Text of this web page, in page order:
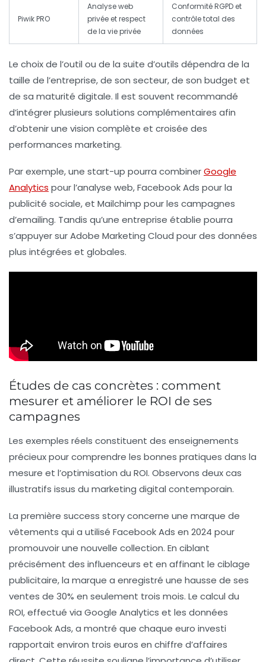
Piwik PRO
Analyse web
privée et respect
de la vie privée
Conformité RGPD et
contrôle total des
données
Le choix de l’outil ou de la suite d’outils dépendra de la
taille de l’entreprise, de son secteur, de son budget et
de sa maturité digitale. Il est souvent recommandé
d’intégrer plusieurs solutions complémentaires afin
d’obtenir une vision complète et croisée des
performances marketing.
Par exemple, une start-up pourra combinerGoogle
Analytics pour l’analyse web,Facebook Ads pour la
publicité sociale, et Mailchimp pour les campagnes
d’emailing. Tandis qu’une entreprise établie pourra
s’appuyer surAdobe Marketing Cloud pour des données
plus intégrées et globales.
Études de cas concrètes : comment
mesurer et améliorer le ROI de ses
campagnes
Les exemples réels constituent des enseignements
précieux pour comprendre les bonnes pratiques dans la
mesure et l’optimisation du ROI. Observons deux cas
illustratifs issus du marketing digital contemporain.
La première success story concerne une marque de
vêtements qui a utilisé Facebook Ads en 2024 pour
promouvoir une nouvelle collection. En ciblant
précisément des influenceurs et en affinant le ciblage
publicitaire, la marque a enregistré une hausse de ses
ventes de 30% en seulement trois mois. Le calcul du
ROI, effectué via Google Analytics et les données
Facebook Ads, a montré que chaque euro investi
rapportait environ trois euros en chiffre d’affaires